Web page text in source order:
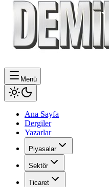
Menü
Ana Sayfa
Dergiler
Yazarlar
Piyasalar
Sektör
Ticaret